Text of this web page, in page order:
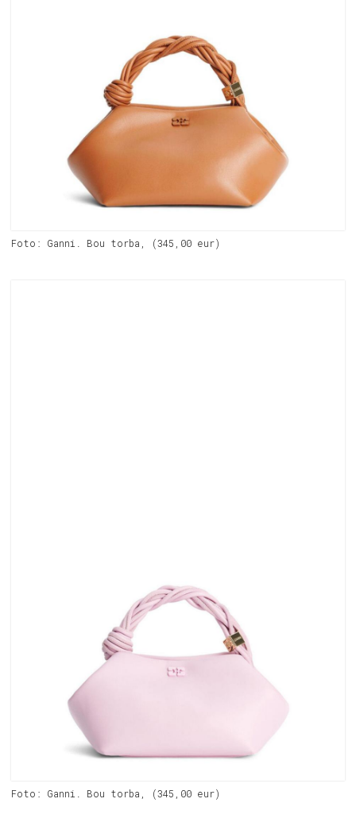
Foto: Ganni. Bou torba, (345,00 eur)
Foto: Ganni. Bou torba, (345,00 eur)